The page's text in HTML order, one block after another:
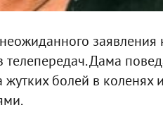
Дама
жутких болей в